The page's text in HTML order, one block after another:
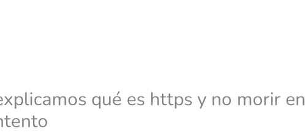
qué es https y no morir en